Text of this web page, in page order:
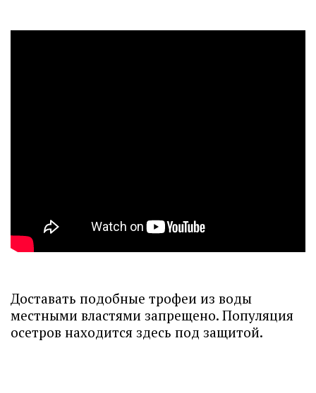
Доставать подобные трофеи из воды
местными властями запрещено. Популяция
осетров находится здесь под защитой.